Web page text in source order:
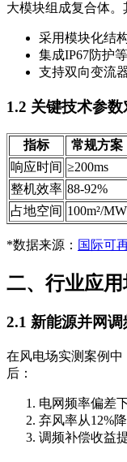
大模块组成复合体。
采用模块化结
集成IP67防护
支持双向变流
1.2 关键技术参数
指标 常规方案
响应时间 ≥200ms
整机效率 88-92%
占地空间 100m²/MW
*数据来源： 国际可
二、行业应
2.1 新能源并网
在风电场实测案例
后：
电网频率偏差
弃风率从12%
调频补偿收益